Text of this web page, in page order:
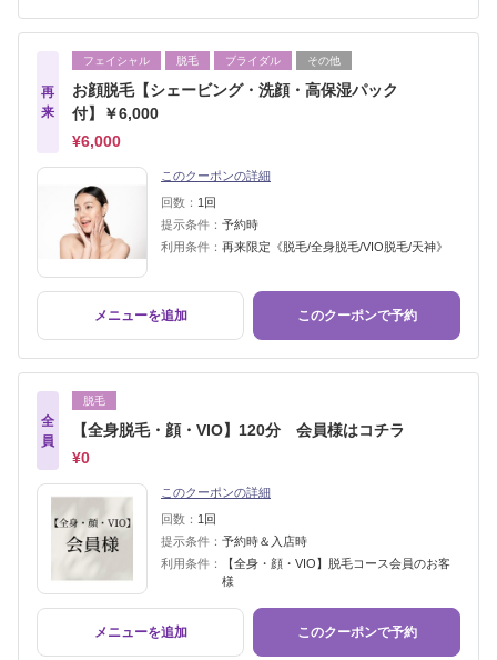
再
来
フェイシャル 脱毛 ブライダル その他
お顔脱毛【シェービング・洗顔・高保湿パック
付】￥6,000
¥6,000
このクーポンの詳細
回数： 1回
提示条件： 予約時
利用条件： 再来限定《脱毛/全身脱毛/VIO脱毛/天神》
メニューを追加 このクーポンで予約
全
員
脱毛
【全身脱毛・顔・VIO】120分 会員様はコチラ
¥0
このクーポンの詳細
回数： 1回
提示条件： 予約時＆入店時
利用条件：
【全身・顔・VIO】脱毛コース会員のお客
様
メニューを追加 このクーポンで予約